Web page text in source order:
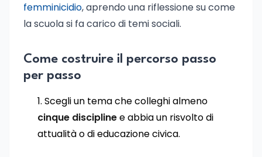
femminicidio, aprendo una riflessione su come
la scuola si fa carico di temi sociali.
Come costruire il percorso passo
per passo
Scegli un tema che colleghi almeno
cinque disciplinee abbia un risvolto di
attualità o di educazione civica.